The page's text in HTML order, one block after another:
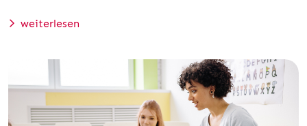
weiterlesen